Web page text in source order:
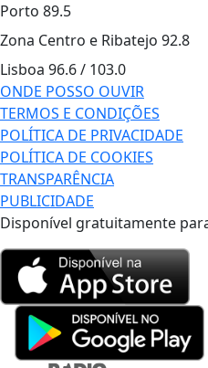
Porto 89.5
Zona Centro e Ribatejo 92.8
Lisboa 96.6 / 103.0
ONDE POSSO OUVIR
TERMOS E CONDIÇÕES
POLÍTICA DE PRIVACIDADE
POLÍTICA DE COOKIES
TRANSPARÊNCIA
PUBLICIDADE
Disponível gratuitamente